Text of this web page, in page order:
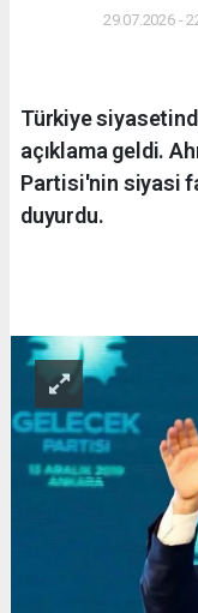
29.07.2026 -
Türkiye
açıklama geldi.
Partisi'nin siyasi
duyurdu.